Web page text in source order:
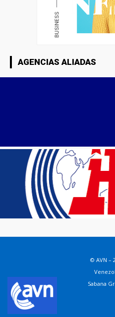
AGENCIAS ALIADAS
© AVN –
Sabana